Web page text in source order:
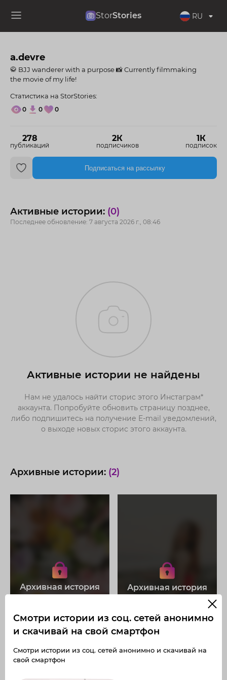
StorStories RU
a.devre
278
публикаций
2К
подписчиков
1К
подписок
🥋 BJJ wanderer with a purpose 📸 Currently filmmaking
the movie of my life!
Статистика на StorStories:
0 0 0
Подписаться на рассылку
Активные истории: (0)
Последнее обновление: 7 августа 2026 г., 08:46
Активные истории не найдены
Нам не удалось найти сторис этого Инстаграм*
аккаунта. Попробуйте обновить страницу позднее,
либо подпишитесь на получение E-mail уведомлений,
о выходе новых сторис этого аккаунта.
Архивные истории: (2)
Архивная история
Получите доступ к архивным
историям a.devre
Не отвлекайтесь на рекламу
Загружайте истории без
ограничений
Архивная история
Получите доступ к архивным
историям a.devre
Не отвлекайтесь на рекламу
Загружайте истории без
ограничений
Смотри истории из соц. сетей анонимно
и скачивай на свой смартфон
Смотри истории из соц. сетей анонимно и скачивай на
свой смартфон